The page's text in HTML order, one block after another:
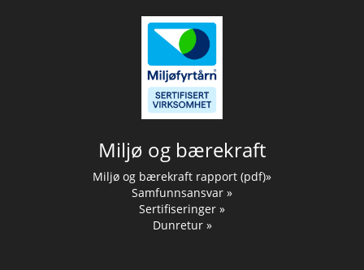
Miljø og bærekraft
Miljø og bærekraft rapport (pdf)»
Samfunnsansvar »
Sertifiseringer »
Dunretur »